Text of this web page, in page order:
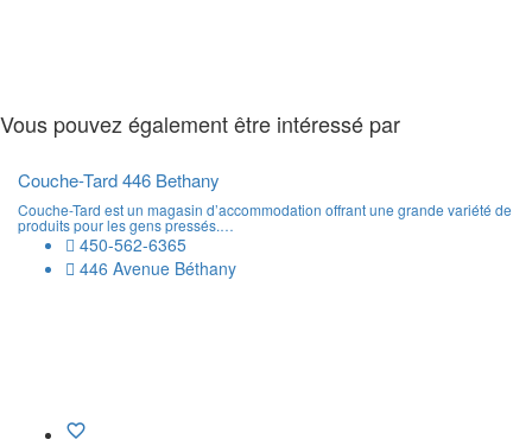
Vous pouvez également être intéressé par
Couche-Tard 446 Bethany
Couche-Tard est un magasin d’accommodation offrant une grande variété de
produits pour les gens pressés.…
450-562-6365
446 Avenue Béthany